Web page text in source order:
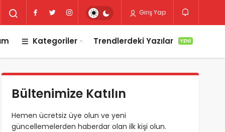
Giriş Yap
Kategoriler Trendlerdeki Yazılar YENI
Bültenimize Katılın
Hemen ücretsiz üye olun ve yeni
güncellemelerden haberdar olan ilk kişi olun.